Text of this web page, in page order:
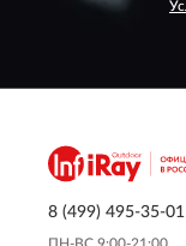
8 (499) 495-35-01